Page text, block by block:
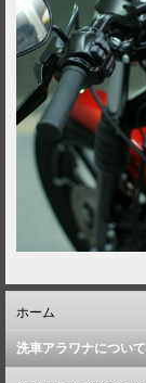
ホーム
洗車アラワナについて